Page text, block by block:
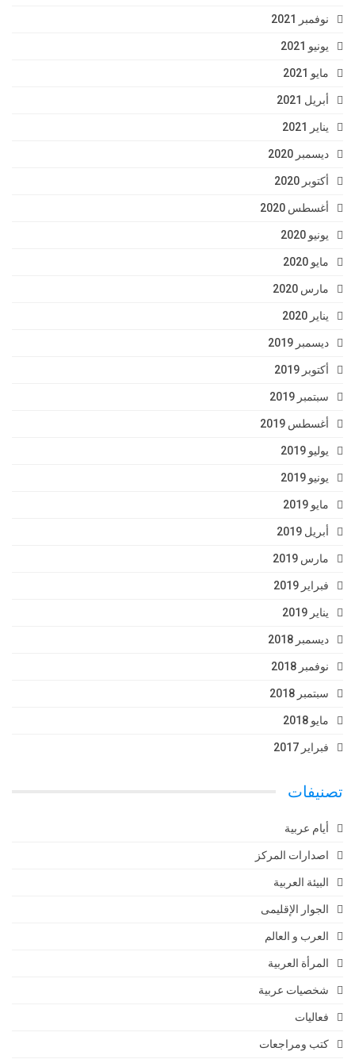
نوفمبر 2021
يونيو 2021
مايو 2021
أبريل 2021
يناير 2021
ديسمبر 2020
أكتوبر 2020
أغسطس 2020
يونيو 2020
مايو 2020
مارس 2020
يناير 2020
ديسمبر 2019
أكتوبر 2019
سبتمبر 2019
أغسطس 2019
يوليو 2019
يونيو 2019
مايو 2019
أبريل 2019
مارس 2019
فبراير 2019
يناير 2019
ديسمبر 2018
نوفمبر 2018
سبتمبر 2018
مايو 2018
فبراير 2017
تصنيفات
أيام عربية
اصدارات المركز
البيئة العربية
الجوار الإقليمى
العرب و العالم
المرأة العربية
شخصيات عربية
فعاليات
كتب ومراجعات